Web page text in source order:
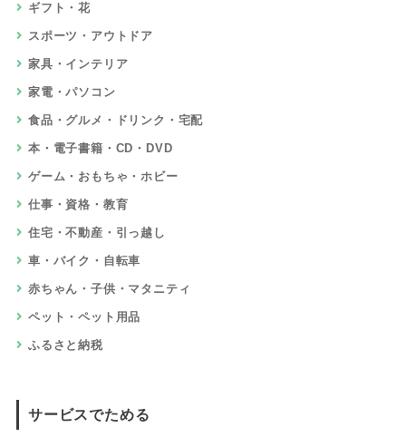
ギフト・花
スポーツ・アウトドア
家具・インテリア
家電・パソコン
食品・グルメ・ドリンク・宅配
本・電子書籍・CD・DVD
ゲーム・おもちゃ・ホビー
仕事・資格・教育
住宅・不動産・引っ越し
車・バイク・自転車
赤ちゃん・子供・マタニティ
ペット・ペット用品
ふるさと納税
サービスでためる